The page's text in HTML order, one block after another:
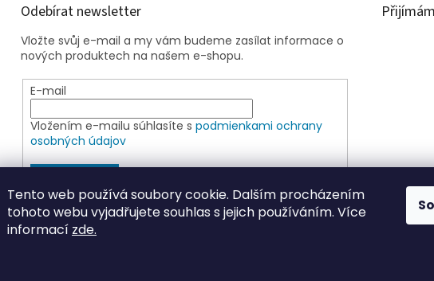
Tento web používá soubory cookie. Dalším procházením
tohoto webu vyjadřujete souhlas s jejich používáním. Více
informací zde.
Odebírat newsletter
Vložte svůj e-mail a my vám budeme zasílat informace o
nových produktech na našem e-shopu.
E-mail
Vložením e-mailu súhlasíte s podmienkami ochrany
osobných údajov